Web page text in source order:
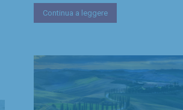
Continua a leggere